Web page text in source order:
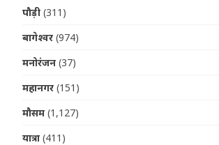
पौड़ी (311)
बागेश्वर (974)
मनोरंजन (37)
महानगर (151)
मौसम (1,127)
यात्रा (411)